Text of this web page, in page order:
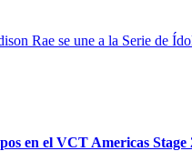
Rae se une a la Serie de
en el VCT Americas Stage